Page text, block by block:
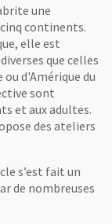
une
continents.
elle est
que celles
d'Amérique du
sont
et aux adultes.
des ateliers
s’est fait un
de nombreuses